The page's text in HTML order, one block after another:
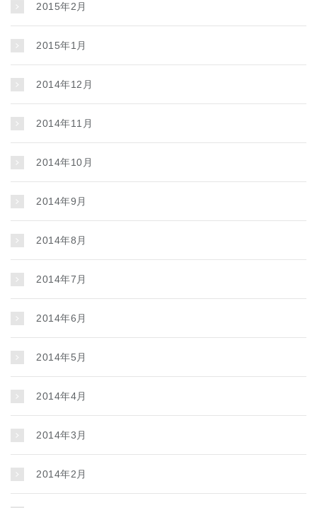
2015年2月
2015年1月
2014年12月
2014年11月
2014年10月
2014年9月
2014年8月
2014年7月
2014年6月
2014年5月
2014年4月
2014年3月
2014年2月